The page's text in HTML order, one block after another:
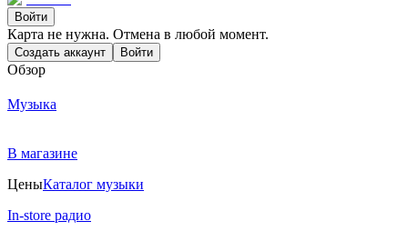
Войти
Карта не нужна. Отмена в любой момент.
Создать аккаунт Войти
Обзор
Музыка
В магазине
ЦеныКаталог музыки
In-store радио